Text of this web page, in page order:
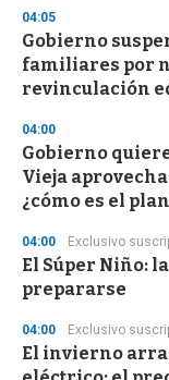
04:05
Gobierno
familiares por
revinculación
04:00
Gobierno
Vieja
¿cómo es el
04:00 Exclusivo
El Súper Niño:
prepararse
04:00 Exclusivo
El invierno